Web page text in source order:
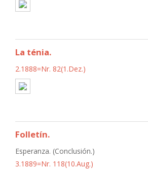
La ténia.
2.1888=Nr. 82(1.Dez.)
Folletín.
Esperanza. (Conclusión.)
3.1889=Nr. 118(10.Aug.)